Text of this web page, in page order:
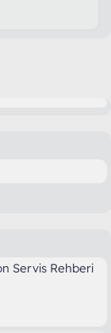
Servis Rehberi